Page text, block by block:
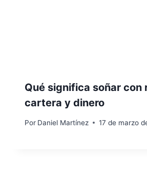
Qué significa soñar con
cartera y dinero
Por Daniel Martínez 17 de marzo